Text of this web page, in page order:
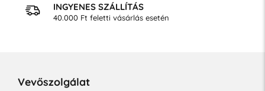
INGYENES SZÁLLÍTÁS
40.000 Ft feletti vásárlás esetén
Vevőszolgálat